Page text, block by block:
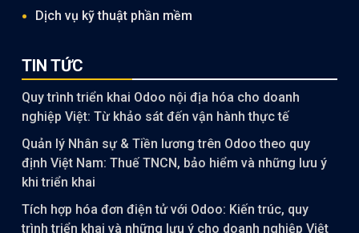
Dịch vụ kỹ thuật phần mềm
TIN TỨC
Quy trình triển khai Odoo nội địa hóa cho doanh
nghiệp Việt: Từ khảo sát đến vận hành thực tế
Quản lý Nhân sự & Tiền lương trên Odoo theo quy
định Việt Nam: Thuế TNCN, bảo hiểm và những lưu ý
khi triển khai
Tích hợp hóa đơn điện tử với Odoo: Kiến trúc, quy
trình triển khai và những lưu ý cho doanh nghiệp Việt